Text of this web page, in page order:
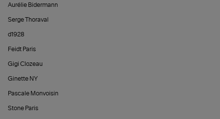
Aurélie Bidermann
Serge Thoraval
d1928
Feidt Paris
Gigi Clozeau
Ginette NY
Pascale Monvoisin
Stone Paris